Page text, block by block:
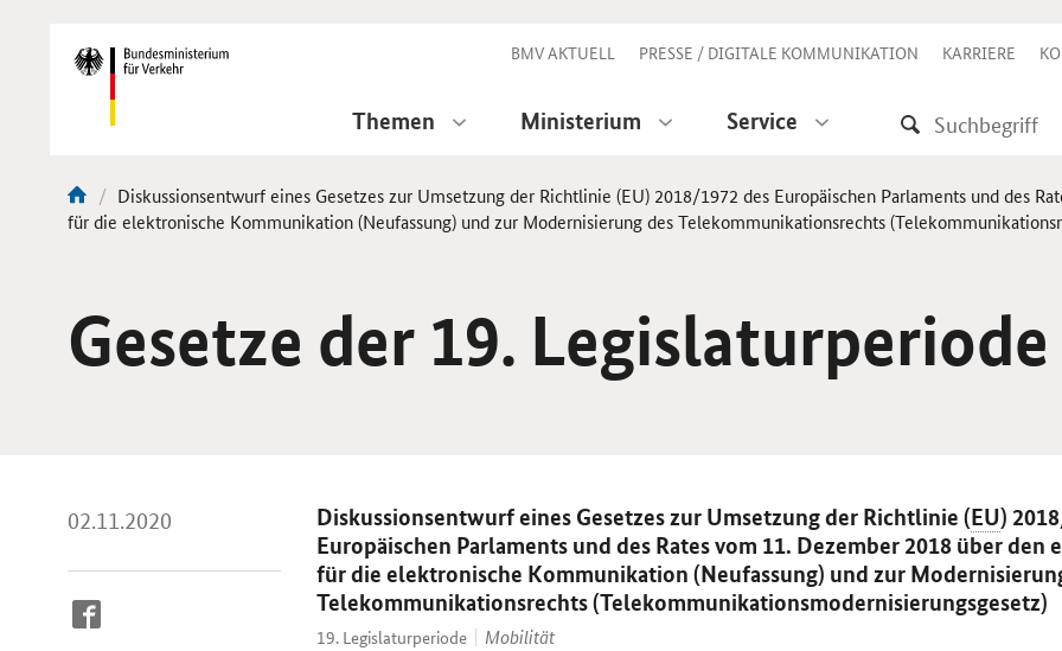
Navigation BMV AKTUELL PRESSE / DIGITALE KOMMUNIKATION KARRIERE
Themen Ministerium Service
Aktuelle
Seite:
Diskussionsentwurf eines Gesetzes zur Umsetzung der Richtlinie (EU) 2018/1972 des Europäischen Parlaments und des
für die elektronische Kommunikation (Neufassung) und zur Modernisierung des Telekommunikationsrechts
Gesetze der 19. Legislaturperiode
02.11.2020
So
Diskussionsentwurf eines Gesetzes zur Umsetzung der Richtlinie (EU)
Europäischen Parlaments und des Rates vom 11. Dezember 2018 über den
für die elektronische Kommunikation (Neufassung) und zur
Telekommunikationsrechts (Telekommunikationsmodernisierungsgesetz)
19. Legislaturperiode
Mobilität